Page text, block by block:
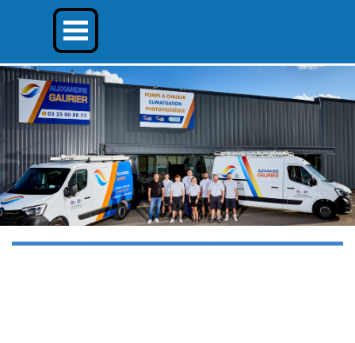
Aller au contenu
Sauter le menu